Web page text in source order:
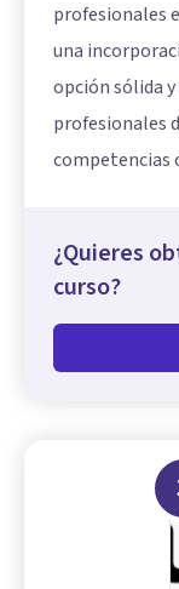
profesionales
una
opción sólida
profesionales
competencias
¿Quieres
curso?